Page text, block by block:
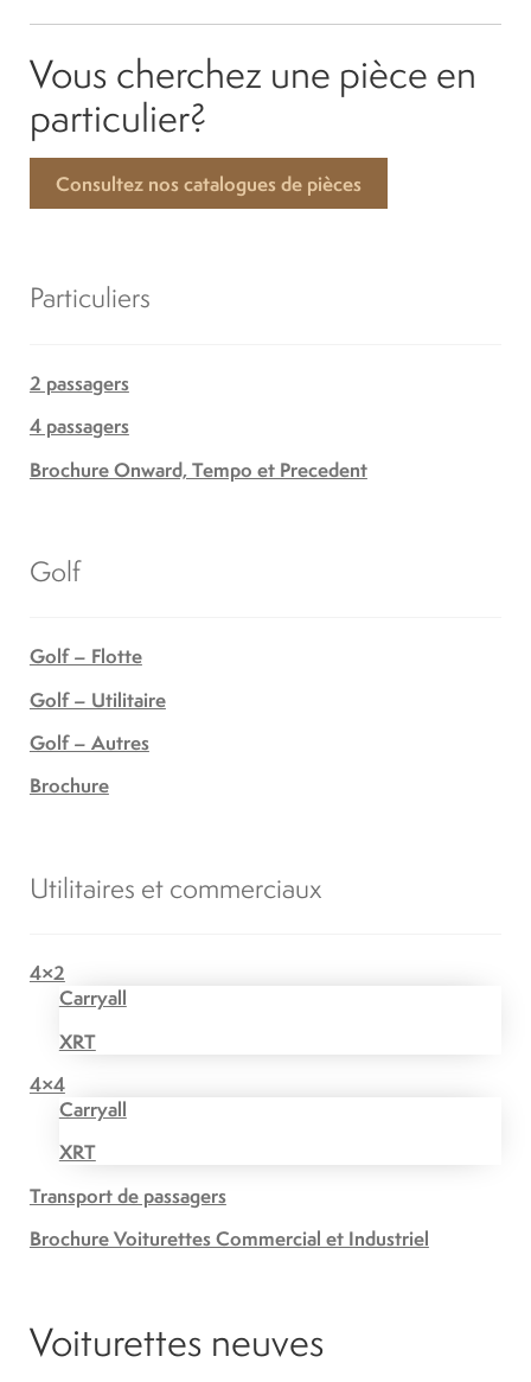
Vous cherchez une pièce en
particulier?
Consultez nos catalogues de pièces
Particuliers
2 passagers
4 passagers
Brochure Onward, Tempo et Precedent
Golf
Golf – Flotte
Golf – Utilitaire
Golf – Autres
Brochure
Utilitaires et commerciaux
4×2
Carryall
XRT
4×4
Carryall
XRT
Transport de passagers
Brochure Voiturettes Commercial et Industriel
Voiturettes neuves